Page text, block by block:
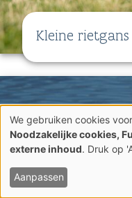
Kleine rietgans
Gebruik
van
persoonsgegevens
cookies
We gebruiken cookies
Noodzakelijke cookies,
externe inhoud. Druk op
Aanpassen